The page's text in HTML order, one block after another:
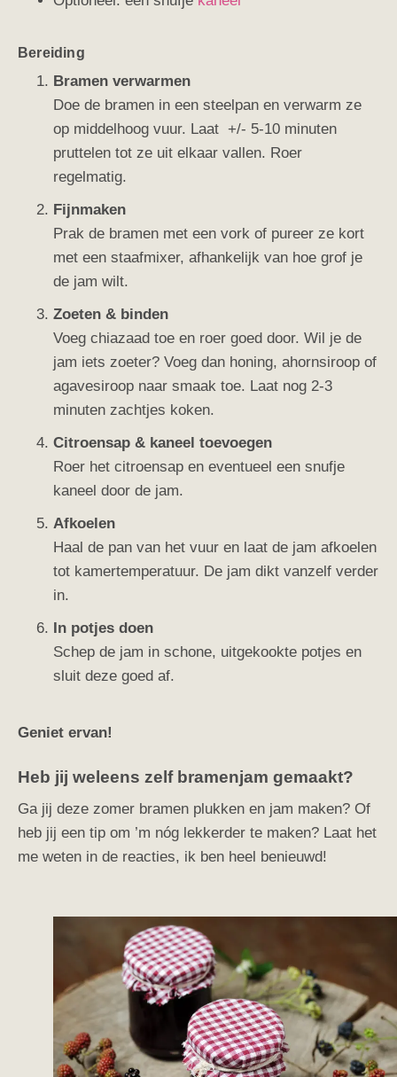
Bereiding
Bramen verwarmen
Doe de bramen in een steelpan en verwarm ze
op middelhoog vuur. Laat +/- 5-10 minuten
pruttelen tot ze uit elkaar vallen. Roer
regelmatig.
Fijnmaken
Prak de bramen met een vork of pureer ze kort
met een staafmixer, afhankelijk van hoe grof je
de jam wilt.
Zoeten & binden
Voeg chiazaad toe en roer goed door. Wil je de
jam iets zoeter? Voeg dan honing, ahornsiroop of
agavesiroop naar smaak toe. Laat nog 2-3
minuten zachtjes koken.
Citroensap & kaneel toevoegen
Roer het citroensap en eventueel een snufje
kaneel door de jam.
Afkoelen
Haal de pan van het vuur en laat de jam afkoelen
tot kamertemperatuur. De jam dikt vanzelf verder
in.
In potjes doen
Schep de jam in schone, uitgekookte potjes en
sluit deze goed af.
Geniet ervan!
Heb jij weleens zelf bramenjam gemaakt?
Ga jij deze zomer bramen plukken en jam maken? Of
heb jij een tip om ’m nóg lekkerder te maken? Laat het
me weten in de reacties, ik ben heel benieuwd!